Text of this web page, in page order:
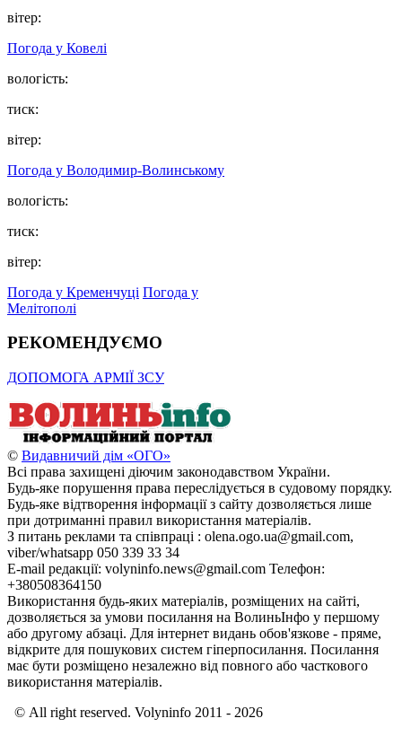
вітер:
Погода у Ковелі
вологість:
тиск:
вітер:
Погода у Володимир-Волинському
вологість:
тиск:
вітер:
Погода у Кременчуці Погода у
Мелітополі
РЕКОМЕНДУЄМО
ДОПОМОГА АРМІЇ ЗСУ
© Видавничий дім «ОГО»
Всі права захищені діючим законодавством України.
Будь-яке порушення права переслідується в судовому порядку.
Будь-яке відтворення інформації з сайту дозволяється лише
при дотриманні правил використання матеріалів.
З питань реклами та співпраці : olena.ogo.ua@gmail.com,
viber/whatsapp 050 339 33 34
E-mail редакції: volyninfo.news@gmail.com Телефон:
+380508364150
Використання будь-яких матеріалів, розміщених на сайті,
дозволяється за умови посилання на ВолиньІнфо у першому
або другому абзаці. Для інтернет видань обов'язкове - пряме,
відкрите для пошукових систем гіперпосилання. Посилання
має бути розміщено незалежно від повного або часткового
використання матеріалів.
© All right reserved. Volyninfo 2011 - 2026